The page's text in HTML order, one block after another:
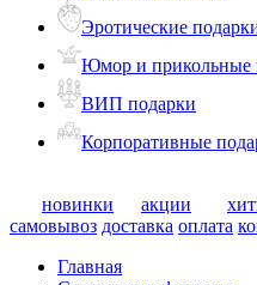
Эротические
Юмор и прикольные
ВИП подарки
Корпоративные
новинки акции
самовывоз доставка оплата
Главная